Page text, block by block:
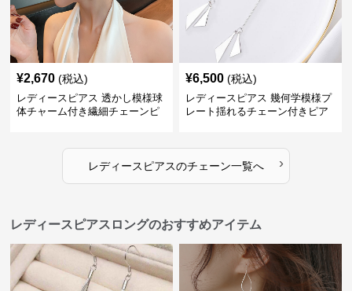
¥2,670 (税込)
レディースピアス 透かし模様球
体チャーム付き繊細チェーンピ
¥6,500 (税込)
レディースピアス 幾何学模様プ
レート揺れるチェーン付きピア
レディースピアスのチェーン一覧へ ›
レディースピアスロングのおすすめアイテム